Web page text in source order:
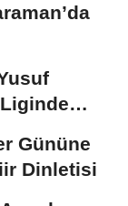
Gününe
Dinletisi